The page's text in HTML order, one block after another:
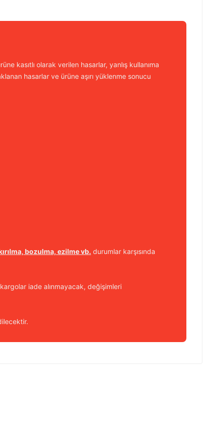
kasıtlı olarak verilen hasarlar, yanlış kullanıma
hasarlar ve ürüne aşırı yüklenme sonucu
bozulma, ezilme vb. durumlar karşısında
iade alınmayacak, değişimleri